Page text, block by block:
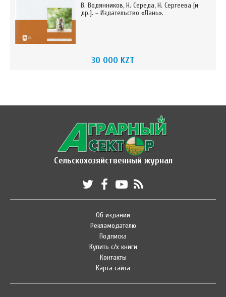
В. Водянников, Н. Середа, Н. Сергеева [и
др.]. – Издательство «Лань».
30 000 KZT
Сельскохозяйственный журнал
Об издании
Рекламодателю
Подписка
Купить с/х книги
Контакты
Карта сайта